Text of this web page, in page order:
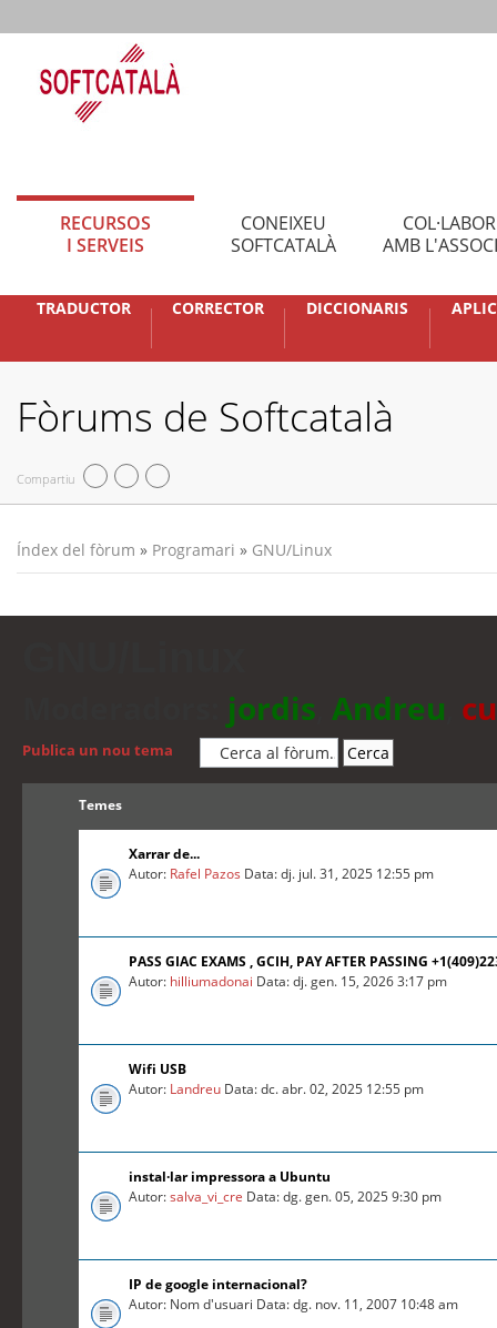
RECURSOS
I SERVEIS
CONEIXEU
SOFTCATALÀ
AMB
TRADUCTOR CORRECTOR DICCIONARIS
Fòrums de Softcatalà
Compartiu
Índex del fòrum » Programari » GNU/Linux
jordis Andreu
Publica un nou tema
Temes
Xarrar de...
Autor: Rafel Pazos Data: dj. jul. 31, 2025 12:55 pm
PASS GIAC EXAMS , GCIH, PAY AFTER PASSING
Autor: hilliumadonai Data: dj. gen. 15, 2026 3:17 pm
Wifi USB
Autor: Landreu Data: dc. abr. 02, 2025 12:55 pm
instal·lar impressora a Ubuntu
Autor:salva_vi_cre Data: dg. gen. 05, 2025 9:30 pm
IP de google internacional?
Autor: Nom d'usuari Data: dg. nov. 11, 2007 10:48 am